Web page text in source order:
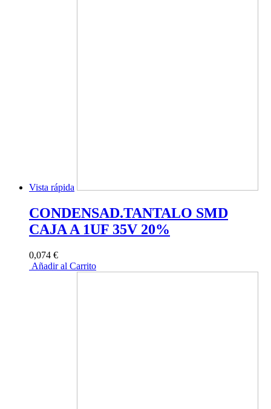
Vista rápida
CONDENSAD.TANTALO SMD
CAJA A 1UF 35V 20%
0,074 €
Añadir al Carrito